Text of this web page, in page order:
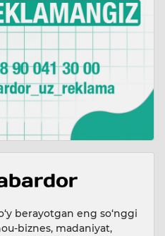
berayotgan eng so‘nggi
biznes, madaniyat,